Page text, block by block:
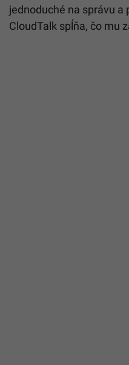
jednoduché na správu a
CloudTalk spĺňa, čo mu